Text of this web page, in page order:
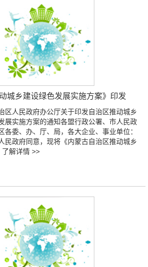
城乡建设绿色发展实施方案》印发
区人民政府办公厅关于印发自治区推动城乡
展实施方案的通知各盟行政公署、市人民政
各委、办、厅、局，各大企业、事业单位：
民政府同意，现将《内蒙古自治区推动城乡
了解详情 >>